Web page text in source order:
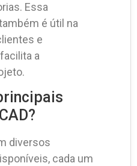
Essa
é útil na
e
a
diversos
cada um